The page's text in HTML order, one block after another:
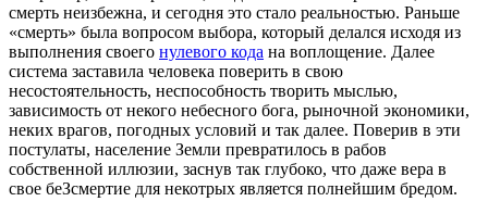
смерть неизбежна, и сегодня это стало реальностью. Раньше
«смерть» была вопросом выбора, который делался исходя из
выполнения своего нулевого кода на воплощение. Далее
система заставила человека поверить в свою
несостоятельность, неспособность творить мыслью,
зависимость от некого небесного бога, рыночной экономики,
неких врагов, погодных условий и так далее. Поверив в эти
постулаты, население Земли превратилось в рабов
собственной иллюзии, заснув так глубоко, что даже вера в
свое беЗсмертие для некотрых является полнейшим бредом.